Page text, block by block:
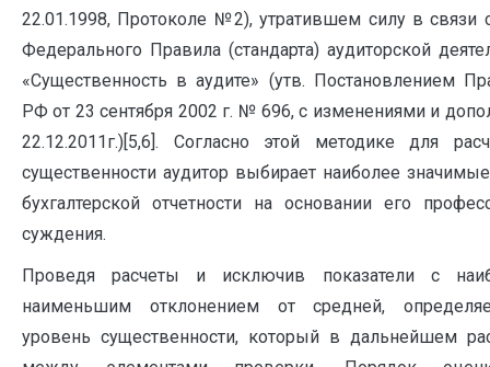
22.01.1998, Протоколе №2), утратившем силу в связи
Федерального Правила (стандарта) аудиторской
«Существенность в аудите» (утв. Постановлением
РФ от 23 сентября 2002 г. № 696, с изменениями и
22.12.2011г.)[5,6]. Согласно этой методике для
существенности аудитор выбирает наиболее
бухгалтерской отчетности на основании его
суждения.
Проведя расчеты и исключив показатели с
наименьшим отклонением от средней,
уровень существенности, который в дальнейшем